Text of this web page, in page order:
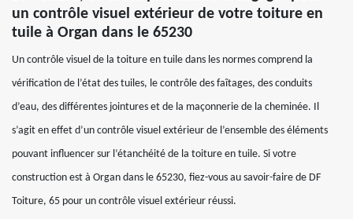
un contrôle visuel extérieur de votre toiture en
tuile à Organ dans le 65230
Un contrôle visuel de la toiture en tuile dans les normes comprend la
vérification de l’état des tuiles, le contrôle des faîtages, des conduits
d’eau, des différentes jointures et de la maçonnerie de la cheminée. Il
s’agit en effet d’un contrôle visuel extérieur de l’ensemble des éléments
pouvant influencer sur l’étanchéité de la toiture en tuile. Si votre
construction est à Organ dans le 65230, fiez-vous au savoir-faire de DF
Toiture, 65 pour un contrôle visuel extérieur réussi.